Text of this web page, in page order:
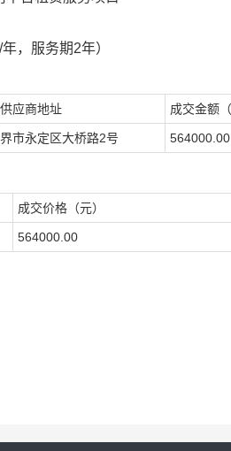
，服务期2年）
应商地址 成交金额（
市永定区大桥路2号 564000.00
成交价格（元）
564000.00